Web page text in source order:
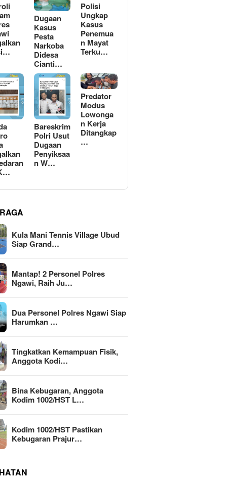
Dugaan
Kasus
Pesta
Narkoba
Didesa
Cianti…
Polisi
Ungkap
Kasus
Penemua
n Mayat
Terku…
Bareskrim
Polri Usut
Dugaan
Penyiksaa
n W…
Predator
Modus
Lowonga
n Kerja
Ditangkap
…
Kula Mani Tennis Village Ubud
Siap Grand…
Mantap! 2 Personel Polres
Ngawi, Raih Ju…
Dua Personel Polres Ngawi Siap
Harumkan …
Tingkatkan Kemampuan Fisik,
Anggota Kodi…
Bina Kebugaran, Anggota
Kodim 1002/HST L…
Kodim 1002/HST Pastikan
Kebugaran Prajur…